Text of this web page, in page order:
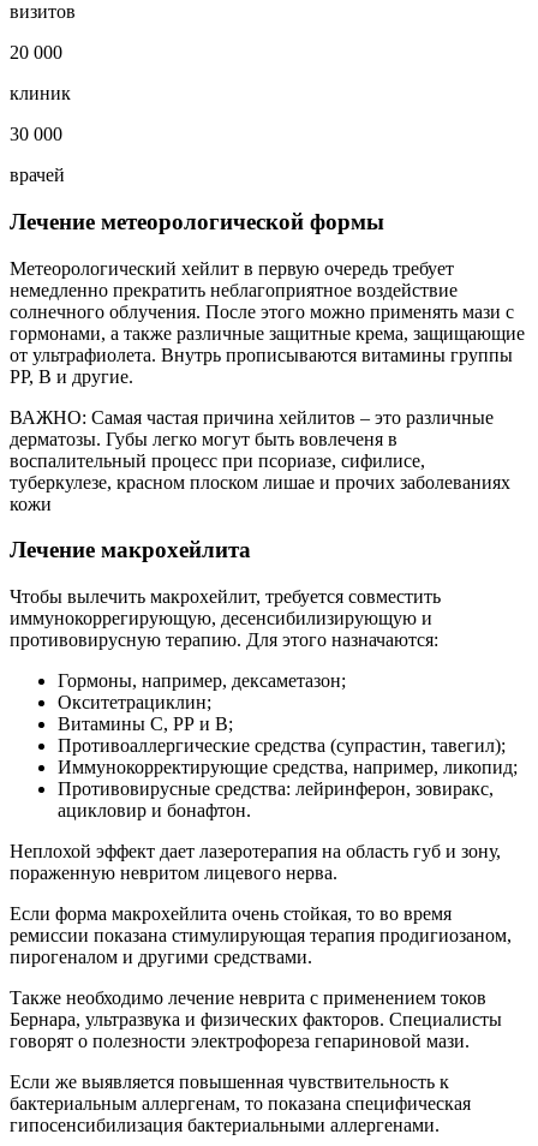
визитов
20 000
клиник
30 000
врачей
Лечение метеорологической формы
Метеорологический хейлит в первую очередь требует
немедленно прекратить неблагоприятное воздействие
солнечного облучения. После этого можно применять мази с
гормонами, а также различные защитные крема, защищающие
от ультрафиолета. Внутрь прописываются витамины группы
РР, В и другие.
ВАЖНО: Самая частая причина хейлитов – это различные
дерматозы. Губы легко могут быть вовлеченя в
воспалительный процесс при псориазе, сифилисе,
туберкулезе, красном плоском лишае и прочих заболеваниях
кожи
Лечение макрохейлита
Чтобы вылечить макрохейлит, требуется совместить
иммунокоррегирующую, десенсибилизирующую и
противовирусную терапию. Для этого назначаются:
Гормоны, например, дексаметазон;
Окситетрациклин;
Витамины С, РР и В;
Противоаллергические средства (супрастин, тавегил);
Иммунокорректирующие средства, например, ликопид;
Противовирусные средства: лейринферон, зовиракс,
ацикловир и бонафтон.
Неплохой эффект дает лазеротерапия на область губ и зону,
пораженную невритом лицевого нерва.
Если форма макрохейлита очень стойкая, то во время
ремиссии показана стимулирующая терапия продигиозаном,
пирогеналом и другими средствами.
Также необходимо лечение неврита с применением токов
Бернара, ультразвука и физических факторов. Специалисты
говорят о полезности электрофореза гепариновой мази.
Если же выявляется повышенная чувствительность к
бактериальным аллергенам, то показана специфическая
гипосенсибилизация бактериальными аллергенами.